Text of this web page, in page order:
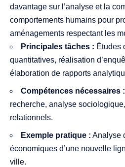
davantage sur l’analyse et la
comportements humains pour
aménagements respectant les
Principales tâches : Études
quantitatives, réalisation
élaboration de rapports
Compétences nécessaires :
recherche, analyse
relationnels.
Exemple pratique : Analyse
économiques d’une nouvelle
ville.